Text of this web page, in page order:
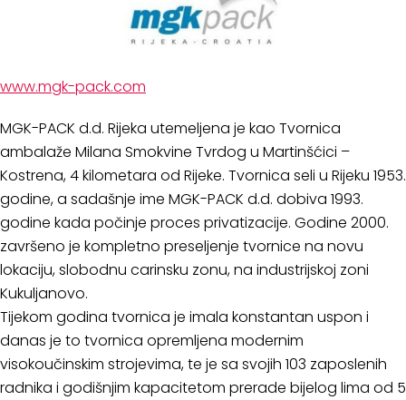
www.mgk-pack.com
MGK-PACK d.d. Rijeka utemeljena je kao Tvornica
ambalaže Milana Smokvine Tvrdog u Martinšćici –
Kostrena, 4 kilometara od Rijeke. Tvornica seli u Rijeku 1953.
godine, a sadašnje ime MGK-PACK d.d. dobiva 1993.
godine kada počinje proces privatizacije. Godine 2000.
završeno je kompletno preseljenje tvornice na novu
lokaciju, slobodnu carinsku zonu, na industrijskoj zoni
Kukuljanovo.
Tijekom godina tvornica je imala konstantan uspon i
danas je to tvornica opremljena modernim
visokoučinskim strojevima, te je sa svojih 103 zaposlenih
radnika i godišnjim kapacitetom prerade bijelog lima od 5